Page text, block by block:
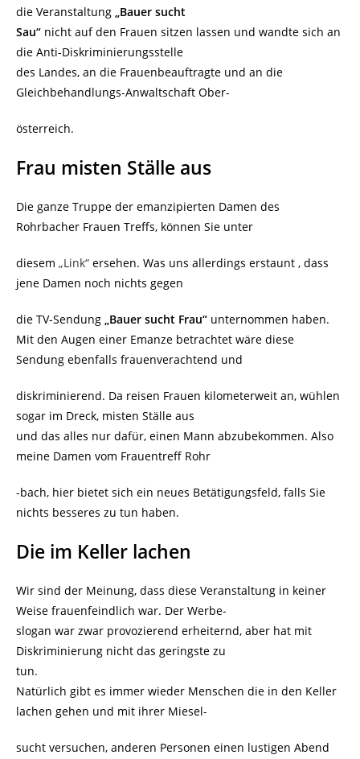
die Veranstaltung „Bauer sucht
Sau“ nicht auf den Frauen sitzen lassen und wandte sich an
die Anti-Diskriminierungsstelle
des Landes, an die Frauenbeauftragte und an die
Gleichbehandlungs-Anwaltschaft Ober-
österreich.
Frau misten Ställe aus
Die ganze Truppe der emanzipierten Damen des
Rohrbacher Frauen Treffs, können Sie unter
diesem „Link“ ersehen. Was uns allerdings erstaunt , dass
jene Damen noch nichts gegen
die TV-Sendung „Bauer sucht Frau“ unternommen haben.
Mit den Augen einer Emanze betrachtet wäre diese
Sendung ebenfalls frauenverachtend und
diskriminierend. Da reisen Frauen kilometerweit an, wühlen
sogar im Dreck, misten Ställe aus
und das alles nur dafür, einen Mann abzubekommen. Also
meine Damen vom Frauentreff Rohr
-bach, hier bietet sich ein neues Betätigungsfeld, falls Sie
nichts besseres zu tun haben.
Die im Keller lachen
Wir sind der Meinung, dass diese Veranstaltung in keiner
Weise frauenfeindlich war. Der Werbe-
slogan war zwar provozierend erheiternd, aber hat mit
Diskriminierung nicht das geringste zu
tun.
Natürlich gibt es immer wieder Menschen die in den Keller
lachen gehen und mit ihrer Miesel-
sucht versuchen, anderen Personen einen lustigen Abend